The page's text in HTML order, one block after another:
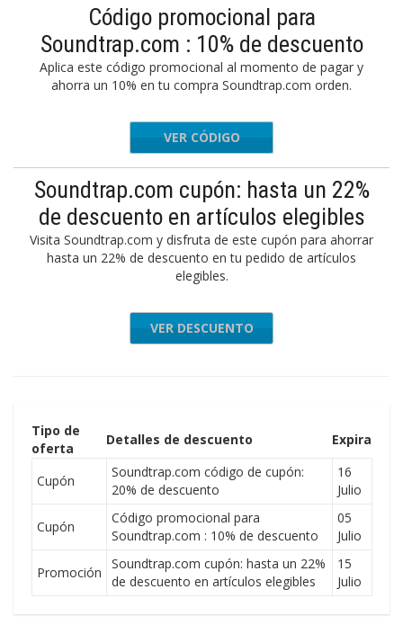
Código promocional para
Soundtrap.com : 10% de descuento
Aplica este código promocional al momento de pagar y
ahorra un 10% en tu compra Soundtrap.com orden.
GET10
VER CÓDIGO
Soundtrap.com cupón: hasta un 22%
de descuento en artículos elegibles
Visita Soundtrap.com y disfruta de este cupón para ahorrar
hasta un 22% de descuento en tu pedido de artículos
elegibles.
VER DESCUENTO
Tipo de
oferta
Detalles de descuento Expira
Cupón
Soundtrap.com código de cupón:
20% de descuento
16
Julio
Cupón
Código promocional para
Soundtrap.com : 10% de descuento
05
Julio
Promoción
Soundtrap.com cupón: hasta un 22%
de descuento en artículos elegibles
15
Julio